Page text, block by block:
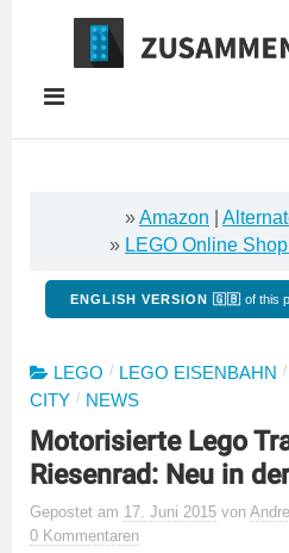
Springe
Inhalt
»Amazon
» LEGO Online
ENGLISH VERSION 🇬🇧 of this
LEGO / LEGO EISENBAHN /
CITY / NEWS
Motorisierte Lego
Riesenrad: Neu in
Gepostet am 17. Juni 2015 von
0 Kommentaren